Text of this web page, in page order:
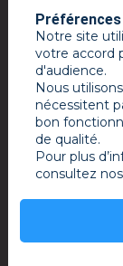
MON
Notre site
votre accord
d'audience.
Nous
nécessitent
bon
de qualité.
Pour plus
consultez nos